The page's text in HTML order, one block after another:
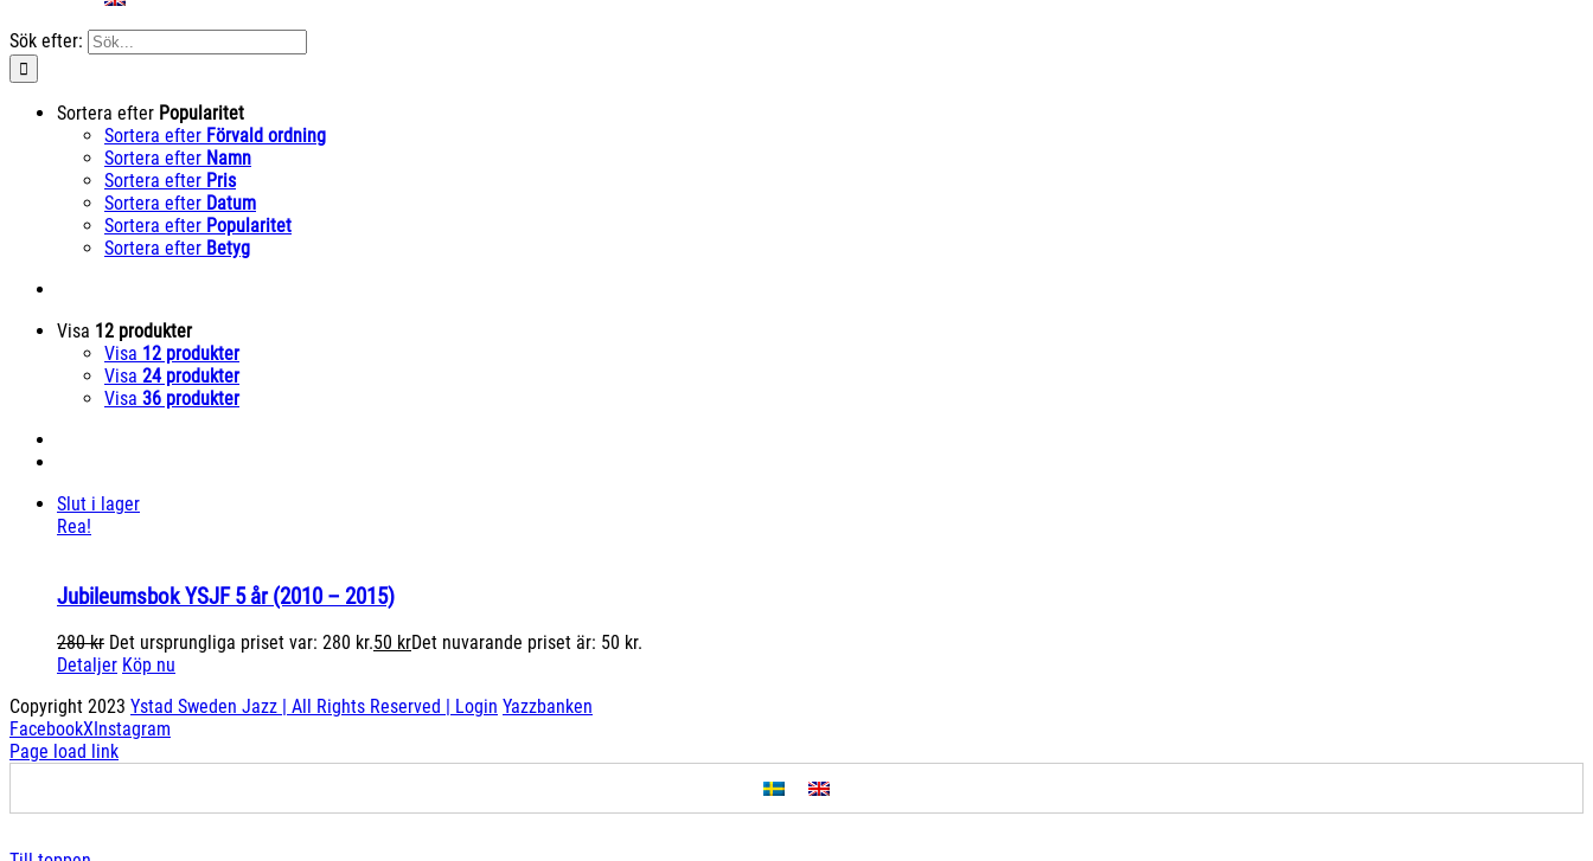
Sök efter:
Sortera efter Popularitet
Sortera efter Förvald ordning
Sortera efter Namn
Sortera efter Pris
Sortera efter Datum
Sortera efter Popularitet
Sortera efter Betyg
Visa 12 produkter
Visa 12 produkter
Visa 24 produkter
Visa 36 produkter
Slut i lager
Rea!
Jubileumsbok YSJF 5 år (2010 – 2015)
280kr Det ursprungliga priset var: 280 kr.50 krDet nuvarande priset är: 50 kr.
Detaljer Köp nu
Copyright 2023 Ystad Sweden Jazz | All Rights Reserved | Login Yazzbanken
FacebookX Instagram
Page load link